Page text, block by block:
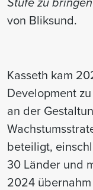
von Bliksund.
Kasseth kam
Development
an der
beteiligt,
30 Länder und
2024